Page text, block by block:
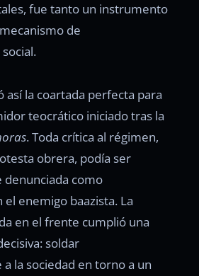
fue tanto un instrumento
de
así la coartada perfecta para
teocrático iniciado tras la
. Toda crítica al régimen,
obrera, podía ser
como
el enemigo baazista. La
en el frente cumplió una
soldar
la sociedad en torno a un